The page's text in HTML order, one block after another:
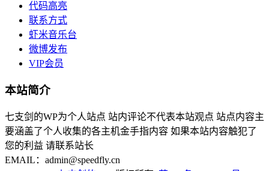
代码高亮
联系方式
虾米音乐台
微博发布
VIP会员
本站简介
七支剑的WP为个人站点 站内评论不代表本站观点 站点内容主
要涵盖了个人收集的各主机金手指内容 如果本站内容触犯了
您的利益 请联系站长
EMAIL：admin@speedfly.cn